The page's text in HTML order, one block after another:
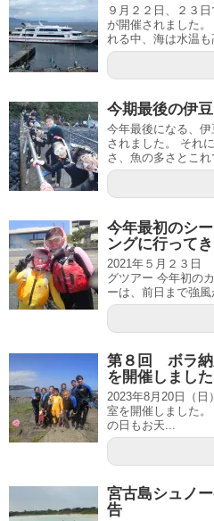
９月２２日、２３
が開催されました
れる中、海は水温も
今期最後の伊
今年最後になる、
されました。 それ
さ、魚の多さとこれ
今年最初のシ
ングに行ってき
2021年５月２３日
グツアー 今年初の
ーは、前日まで強風
第８回 ボラ納
を開催しました
2023年8月20日（
室を開催しました
の日もお天...
宮古島シュノ
告